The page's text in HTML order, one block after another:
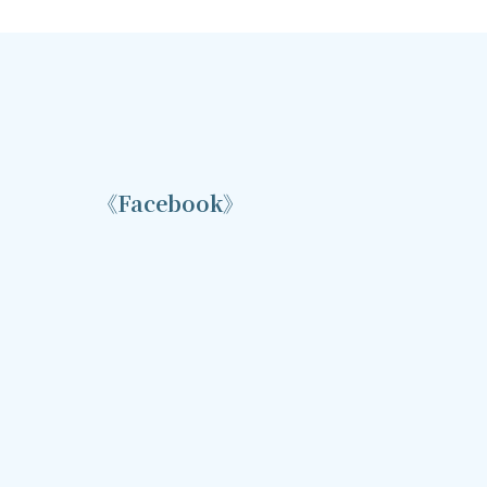
《Facebook》